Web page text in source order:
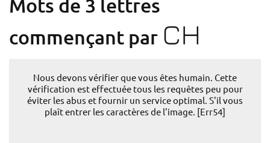
Mots de 3 lettres
commençant par CH
Nous devons vérifier que vous êtes humain. Cette
vérification est effectuée tous les requêtes peu pour
éviter les abus et fournir un service optimal. S'il vous
plaît entrer les caractères de l'image. [Err54]